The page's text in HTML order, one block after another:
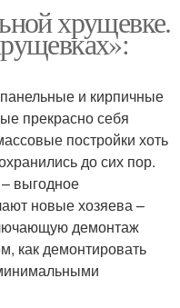
хрущевке.
и кирпичные
прекрасно себя
постройки хоть
до сих пор.
выгодное
новые хозяева –
демонтаж
как демонтировать